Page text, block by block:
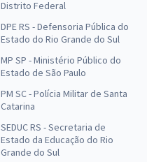
Distrito Federal
DPE RS - Defensoria Pública do
Estado do Rio Grande do Sul
MP SP - Ministério Público do
Estado de São Paulo
PM SC - Polícia Militar de Santa
Catarina
SEDUC RS - Secretaria de
Estado da Educação do Rio
Grande do Sul